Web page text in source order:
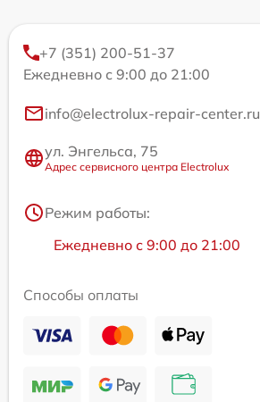
+7 (351) 200-51-37
Ежедневно с 9:00 до 21:00
info@electrolux-repair-center.ru
ул. Энгельса, 75
Адрес сервисного центра Electrolux
Режим работы:
Ежедневно с 9:00 до 21:00
Способы оплаты